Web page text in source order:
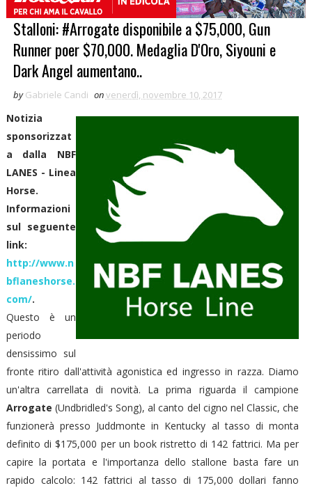
Stalloni: #Arrogate disponibile a $75,000, Gun
Runner poer $70,000. Medaglia D'Oro, Siyouni e
Dark Angel aumentano..
by Gabriele Candi onvenerdì, novembre 10, 2017
Notizia
sponsorizzat
a dalla NBF
LANES - Linea
Horse.
Informazioni
sul seguente
link:
http://www.n
bflaneshorse.
com/.
Questo è un
periodo
densissimo sul
fronte ritiro dall'attività agonistica ed ingresso in razza. Diamo
un'altra carrellata di novità. La prima riguarda il campione
Arrogate (Undbridled's Song), al canto del cigno nel Classic, che
funzionerà presso Juddmonte in Kentucky al tasso di monta
definito di $175,000 per un book ristretto di 142 fattrici. Ma per
capire la portata e l'importanza dello stallone basta fare un
rapido calcolo: 142 fattrici al tasso di 175,000 dollari fanno